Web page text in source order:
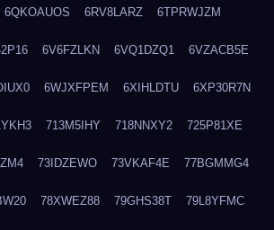
6QKOAUOS 6RV8LARZ 6TPRWJZM
6V6FZLKN 6VQ1DZQ1 6VZACB5E
6WJXFPEM 6XIHLDTU 6XP30R7N
713M5IHY 718NNXY2 725P81XE
73IDZEWO 73VKAF4E 77BGMMG4
78XWEZ88 79GHS38T 79L8YFMC